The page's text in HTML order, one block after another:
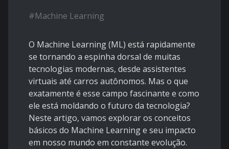
#Machine Learning
O Machine Learning (ML) está rapidamente
se tornando a espinha dorsal de muitas
tecnologias modernas, desde assistentes
virtuais até carros autônomos. Mas o que
exatamente é esse campo fascinante e como
ele está moldando o futuro da tecnologia?
Neste artigo, vamos explorar os conceitos
básicos do Machine Learning e seu impacto
em nosso mundo em constante evolução.